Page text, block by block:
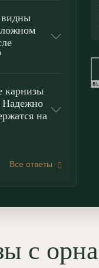
видны
карнизы
Надежно
на
Все ответы
с